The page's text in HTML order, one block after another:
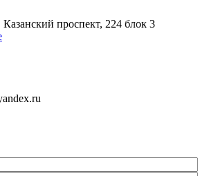
проспект, 224 блок 3